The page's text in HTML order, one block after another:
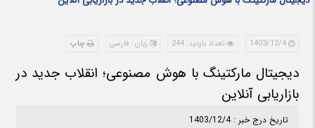
1403/12/4 تعداد بازدید: 244 زبان : فارسی چاپ
دیجیتال مارکتینگ با هوش مصنوعی؛ انقلاب جدید در
بازاریابی آنلاین
تاریخ درج خبر : 1403/12/4